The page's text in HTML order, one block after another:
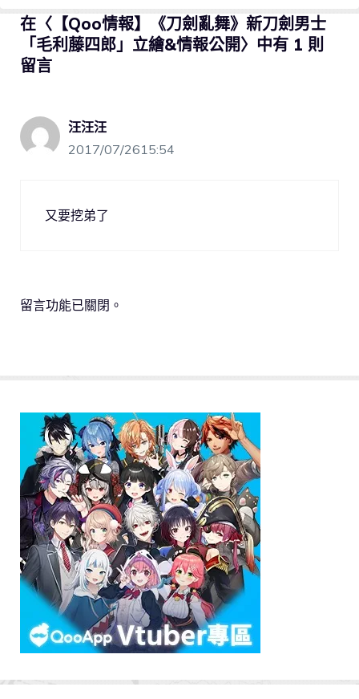
在〈【Qoo情報】《刀劍亂舞》新刀劍男士
「毛利藤四郎」立繪&情報公開〉中有 1 則
留言
汪汪汪
2017/07/2615:54
又要挖弟了
留言功能已關閉。